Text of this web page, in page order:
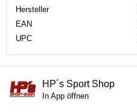
Hersteller
EAN
UPC
HP´s Sport Shop
In App öffnen